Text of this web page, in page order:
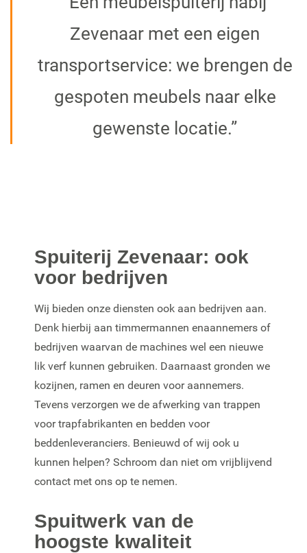
Zevenaar met een eigen
transportservice: we brengen de
gespoten meubels naar elke
gewenste locatie.”
Spuiterij Zevenaar: ook
voor bedrijven
Wij bieden onze diensten ook aan bedrijven aan.
Denk hierbij aan timmermannen enaannemers of
bedrijven waarvan de machines wel een nieuwe
lik verf kunnen gebruiken. Daarnaast gronden we
kozijnen, ramen en deuren voor aannemers.
Tevens verzorgen we de afwerking van trappen
voor trapfabrikanten en bedden voor
beddenleveranciers. Benieuwd of wij ook u
kunnen helpen? Schroom dan niet om vrijblijvend
contact met ons op te nemen.
Spuitwerk van de
hoogste kwaliteit